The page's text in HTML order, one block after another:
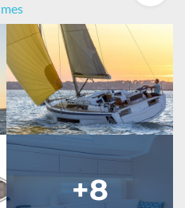
+8